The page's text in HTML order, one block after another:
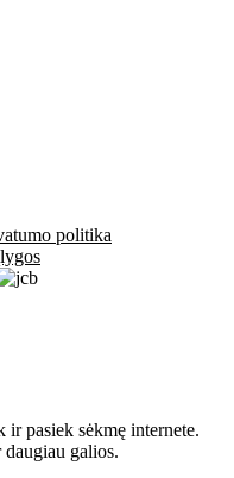
politika
pasiek sėkmę internete.
galios.